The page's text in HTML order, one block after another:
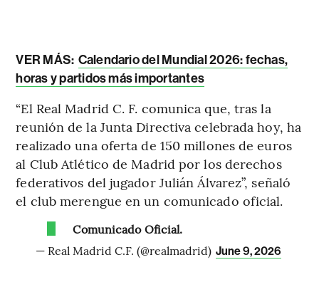
VER MÁS: Calendario del Mundial 2026: fechas,
horas y partidos más importantes
“El Real Madrid C. F. comunica que, tras la
reunión de la Junta Directiva celebrada hoy, ha
realizado una oferta de 150 millones de euros
al Club Atlético de Madrid por los derechos
federativos del jugador Julián Álvarez”, señaló
el club merengue en un comunicado oficial.
Comunicado Oficial.
— Real Madrid C.F. (@realmadrid) June 9, 2026